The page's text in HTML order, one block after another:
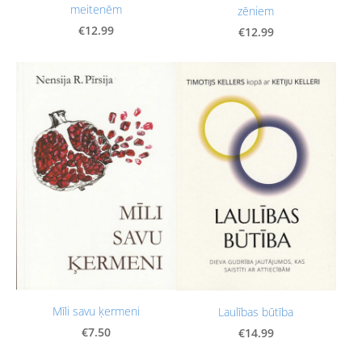
meitenēm
€12.99
zēniem
€12.99
Mīli savu ķermeni
€7.50
Laulības būtība
€14.99